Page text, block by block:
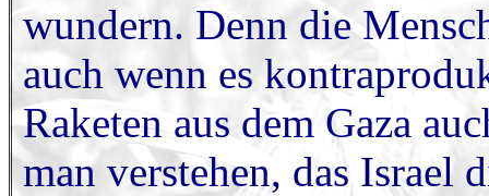
wundern. Denn die
auch wenn es
Raketen aus dem Gaza
man verstehen, das Israel